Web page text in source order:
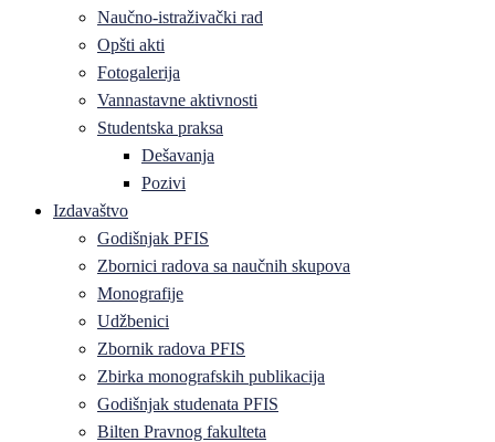
Naučno-istraživački rad
Opšti akti
Fotogalerija
Vannastavne aktivnosti
Studentska praksa
Dešavanja
Pozivi
Izdavaštvo
Godišnjak PFIS
Zbornici radova sa naučnih skupova
Monografije
Udžbenici
Zbornik radova PFIS
Zbirka monografskih publikacija
Godišnjak studenata PFIS
Bilten Pravnog fakulteta